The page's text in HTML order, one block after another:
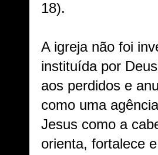
18).
A igreja não foi
instituída por
aos perdidos e
como uma
Jesus como a
orienta, fortalece